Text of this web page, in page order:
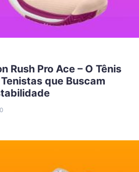
Rush Pro Ace – O Tênis
que Buscam
0